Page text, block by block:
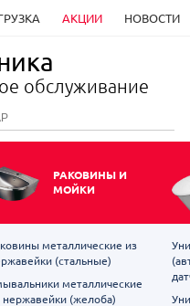
АКЦИИ НОВОСТИ
обслуживание
РАКОВИНЫ И
МОЙКИ
металлические из
(стальные)
металлические
нержавейки (желоба)